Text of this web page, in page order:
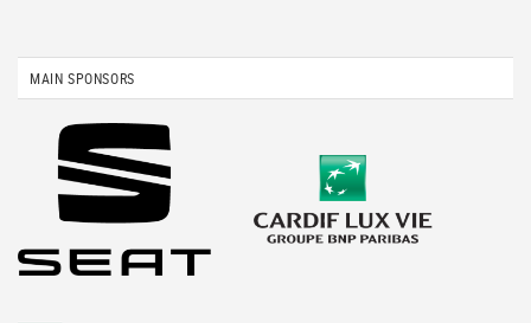
MAIN SPONSORS